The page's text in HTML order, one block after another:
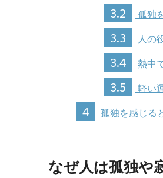
3.2 孤独
3.3 人の
3.4 熱中
3.5 軽い
4 孤独を感じる
なぜ人は孤独や